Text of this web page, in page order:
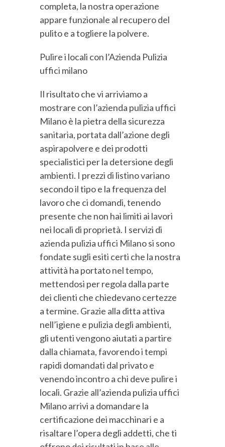
completa, la nostra operazione
appare funzionale al recupero del
pulito e a togliere la polvere.
Pulire i locali con l’Azienda Pulizia
uffici milano
Il risultato che vi arriviamo a
mostrare con l’azienda pulizia uffici
Milano è la pietra della sicurezza
sanitaria, portata dall’azione degli
aspirapolvere e dei prodotti
specialistici per la detersione degli
ambienti. I prezzi di listino variano
secondo il tipo e la frequenza del
lavoro che ci domandi, tenendo
presente che non hai limiti ai lavori
nei locali di proprietà. I servizi di
azienda pulizia uffici Milano si sono
fondate sugli esiti certi che la nostra
attività ha portato nel tempo,
mettendosi per regola dalla parte
dei clienti che chiedevano certezze
a termine. Grazie alla ditta attiva
nell’igiene e pulizia degli ambienti,
gli utenti vengono aiutati a partire
dalla chiamata, favorendo i tempi
rapidi domandati dal privato e
venendo incontro a chi deve pulire i
locali. Grazie all’azienda pulizia uffici
Milano arrivi a domandare la
certificazione dei macchinari e a
risaltare l’opera degli addetti, che ti